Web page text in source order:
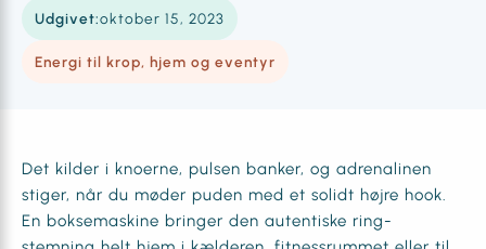
Udgivet:oktober 15, 2023
Energi til krop, hjem og eventyr
Det kilder i knoerne, pulsen banker, og adrenalinen
stiger, når du møder puden med et solidt højre hook.
En boksemaskine bringer den autentiske ring-